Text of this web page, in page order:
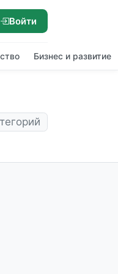
Войти
Бизнес и развитие